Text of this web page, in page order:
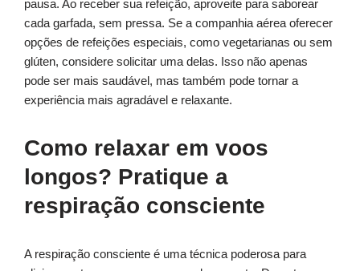
pausa. Ao receber sua refeição, aproveite para saborear
cada garfada, sem pressa. Se a companhia aérea oferecer
opções de refeições especiais, como vegetarianas ou sem
glúten, considere solicitar uma delas. Isso não apenas
pode ser mais saudável, mas também pode tornar a
experiência mais agradável e relaxante.
Como relaxar em voos
longos? Pratique a
respiração consciente
A respiração consciente é uma técnica poderosa para